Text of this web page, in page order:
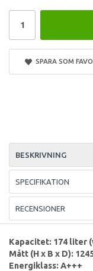
SPARA SOM
BESKRIVNING
SPECIFIKATION
RECENSIONER
Kapacitet: 174 liter
Mått (H x B x D):
Energiklass: A+++